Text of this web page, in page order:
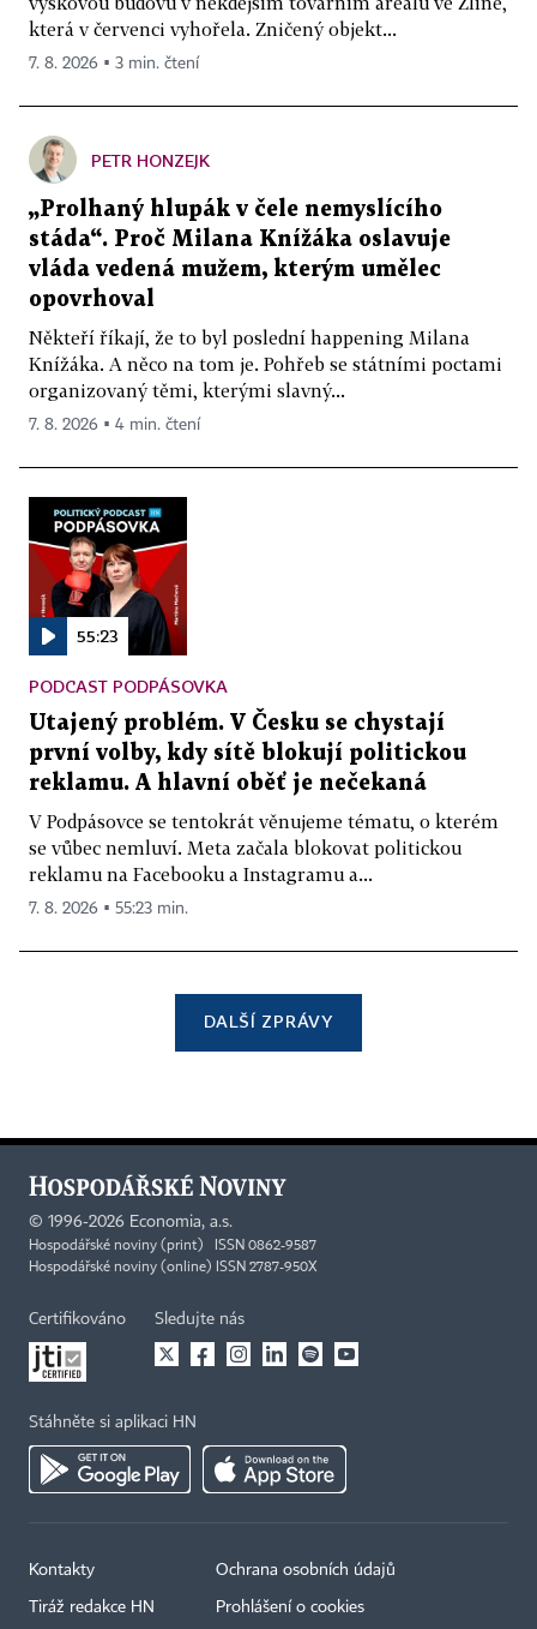
která v červenci vyhořela. Zničený objekt...
7. 8. 2026 ▪ 3 min. čtení
PETR HONZEJK
„Prolhaný hlupák v čele nemyslícího
stáda“. Proč Milana Knížáka oslavuje
vláda vedená mužem, kterým umělec
opovrhoval
Někteří říkají, že to byl poslední happening Milana
Knížáka. A něco na tom je. Pohřeb se státními poctami
organizovaný těmi, kterými slavný...
7. 8. 2026 ▪ 4 min. čtení
55:23
PODCAST PODPÁSOVKA
Utajený problém. V Česku se chystají
první volby, kdy sítě blokují politickou
reklamu. A hlavní oběť je nečekaná
V Podpásovce se tentokrát věnujeme tématu, o kterém
se vůbec nemluví. Meta začala blokovat politickou
reklamu na Facebooku a Instagramu a...
7. 8. 2026 ▪ 55:23 min.
DALŠÍ ZPRÁVY
© 1996-2026 Economia, a.s.
Hospodářské noviny (print) ISSN 0862-9587
Hospodářské noviny (online) ISSN 2787-950X
Certifikováno Sledujte nás
Stáhněte si aplikaci HN
Kontakty
Tiráž redakce HN
Ochrana osobních údajů
Prohlášení o cookies